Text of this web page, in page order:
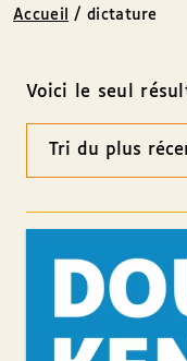
Accueil /dictature
Voici le seul
Ordre